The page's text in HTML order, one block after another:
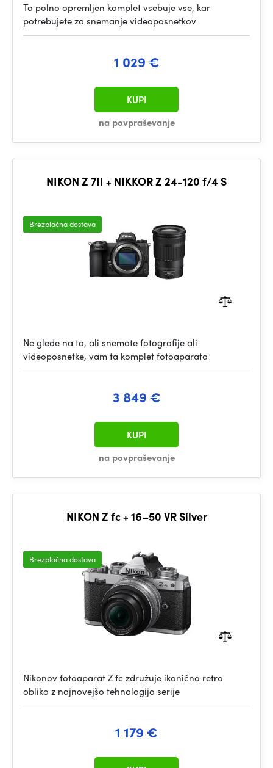
Ta polno opremljen komplet vsebuje vse, kar
potrebujete za snemanje videoposnetkov
1 029 €
na povpraševanje
KUPI
NIKON Z 7II + NIKKOR Z 24-120 f/4 S
Brezplačna dostava
Ne glede na to, ali snemate fotografije ali
videoposnetke, vam ta komplet fotoaparata
3 849 €
na povpraševanje
KUPI
NIKON Z fc + 16–50 VR Silver
Brezplačna dostava
Nikonov fotoaparat Z fc združuje ikonično retro
obliko z najnovejšo tehnologijo serije
1 179 €